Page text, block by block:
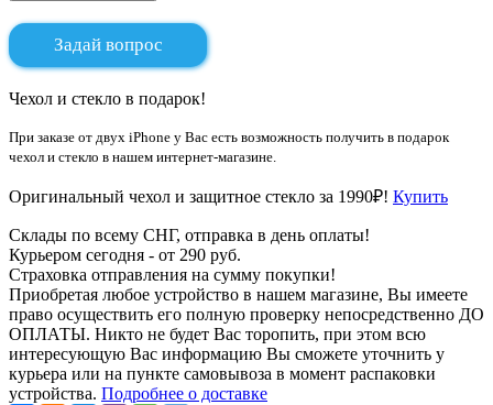
Задай вопрос
Чехол и стекло в подарок!
При заказе от двух iPhone у Вас есть возможность получить в подарок
чехол и стекло в нашем интернет-магазине.
Оригинальный чехол и защитное стекло за 1990₽! Купить
Склады по всему СНГ, отправка в день оплаты!
Курьером сегодня - от 290 руб.
Страховка отправления на сумму покупки!
Приобретая любое устройство в нашем магазине, Вы имеете
право осуществить его полную проверку непосредственно ДО
ОПЛАТЫ. Никто не будет Вас торопить, при этом всю
интересующую Вас информацию Вы сможете уточнить у
курьера или на пункте самовывоза в момент распаковки
устройства. Подробнее о доставке